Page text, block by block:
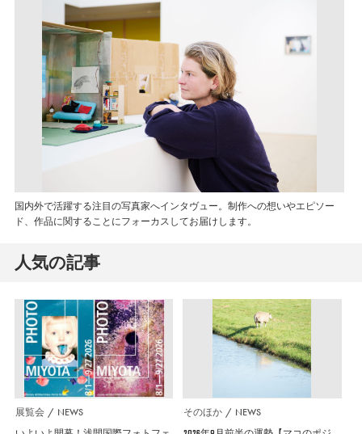
国内外で活躍する注目の写真家へインタヴュー。制作への想いやエピソー
ド、作品に関することにフォーカスしてお届けします。
人気の記事
展覧会 NEWS そのほか NEWS